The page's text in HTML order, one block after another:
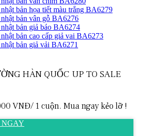
HÀN QUỐC UP TO SALE
VNĐ/ 1 cuộn. Mua ngay kẻo lỡ !